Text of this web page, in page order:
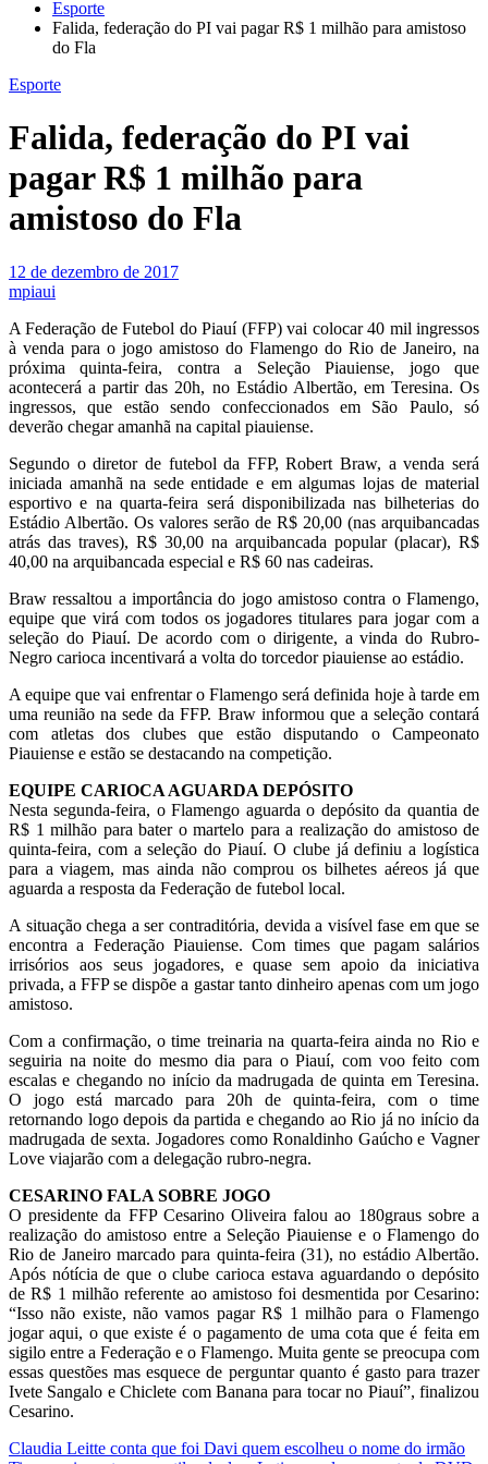
Esporte
Falida, federação do PI vai pagar R$ 1 milhão para amistoso
do Fla
Esporte
Falida, federação do PI vai
pagar R$ 1 milhão para
amistoso do Fla
12 de dezembro de 2017
mpiaui
A Federação de Futebol do Piauí (FFP) vai colocar 40 mil ingressos
à venda para o jogo amistoso do Flamengo do Rio de Janeiro, na
próxima quinta-feira, contra a Seleção Piauiense, jogo que
acontecerá a partir das 20h, no Estádio Albertão, em Teresina. Os
ingressos, que estão sendo confeccionados em São Paulo, só
deverão chegar amanhã na capital piauiense.
Segundo o diretor de futebol da FFP, Robert Braw, a venda será
iniciada amanhã na sede entidade e em algumas lojas de material
esportivo e na quarta-feira será disponibilizada nas bilheterias do
Estádio Albertão. Os valores serão de R$ 20,00 (nas arquibancadas
atrás das traves), R$ 30,00 na arquibancada popular (placar), R$
40,00 na arquibancada especial e R$ 60 nas cadeiras.
Braw ressaltou a importância do jogo amistoso contra o Flamengo,
equipe que virá com todos os jogadores titulares para jogar com a
seleção do Piauí. De acordo com o dirigente, a vinda do Rubro-
Negro carioca incentivará a volta do torcedor piauiense ao estádio.
A equipe que vai enfrentar o Flamengo será definida hoje à tarde em
uma reunião na sede da FFP. Braw informou que a seleção contará
com atletas dos clubes que estão disputando o Campeonato
Piauiense e estão se destacando na competição.
EQUIPE CARIOCA AGUARDA DEPÓSITO
Nesta segunda-feira, o Flamengo aguarda o depósito da quantia de
R$ 1 milhão para bater o martelo para a realização do amistoso de
quinta-feira, com a seleção do Piauí. O clube já definiu a logística
para a viagem, mas ainda não comprou os bilhetes aéreos já que
aguarda a resposta da Federação de futebol local.
A situação chega a ser contraditória, devida a visível fase em que se
encontra a Federação Piauiense. Com times que pagam salários
irrisórios aos seus jogadores, e quase sem apoio da iniciativa
privada, a FFP se dispõe a gastar tanto dinheiro apenas com um jogo
amistoso.
Com a confirmação, o time treinaria na quarta-feira ainda no Rio e
seguiria na noite do mesmo dia para o Piauí, com voo feito com
escalas e chegando no início da madrugada de quinta em Teresina.
O jogo está marcado para 20h de quinta-feira, com o time
retornando logo depois da partida e chegando ao Rio já no início da
madrugada de sexta. Jogadores como Ronaldinho Gaúcho e Vagner
Love viajarão com a delegação rubro-negra.
CESARINO FALA SOBRE JOGO
O presidente da FFP Cesarino Oliveira falou ao 180graus sobre a
realização do amistoso entre a Seleção Piauiense e o Flamengo do
Rio de Janeiro marcado para quinta-feira (31), no estádio Albertão.
Após nótícia de que o clube carioca estava aguardando o depósito
de R$ 1 milhão referente ao amistoso foi desmentida por Cesarino:
“Isso não existe, não vamos pagar R$ 1 milhão para o Flamengo
jogar aqui, o que existe é o pagamento de uma cota que é feita em
sigilo entre a Federação e o Flamengo. Muita gente se preocupa com
essas questões mas esquece de perguntar quanto é gasto para trazer
Ivete Sangalo e Chiclete com Banana para tocar no Piauí”, finalizou
Cesarino.
Navegação
Claudia Leitte conta que foi Davi quem escolheu o nome do irmão